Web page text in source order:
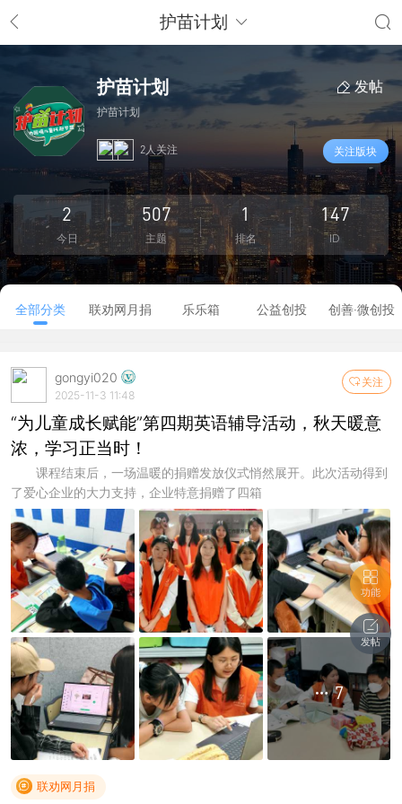
护苗计划
护苗计划
护苗计划
发帖
2人关注 关注版块
2
今日
507
主题
1
排名
147
ID
全部分类 联劝网月捐 乐乐箱 公益创投 创善·微创投
关注
gongyi020
2025-11-3 11:48
“为儿童成长赋能”第四期英语辅导活动，秋天暖意
浓，学习正当时！
课程结束后，一场温暖的捐赠发放仪式悄然展开。此次活动得到
了爱心企业的大力支持，企业特意捐赠了四箱
7
联劝网月捐
功能
发帖